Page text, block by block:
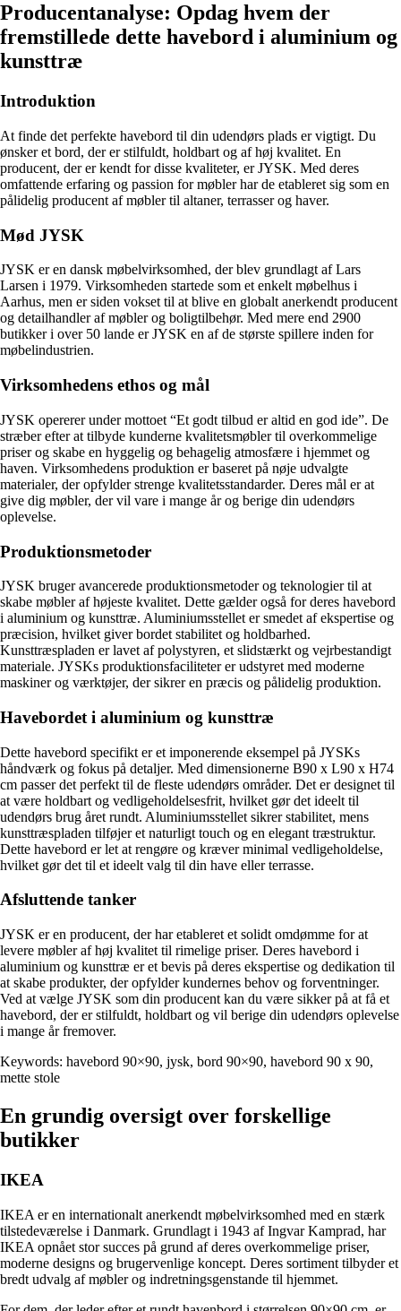
Producentanalyse: Opdag hvem der
fremstillede dette havebord i aluminium og
kunsttræ
Introduktion
At finde det perfekte havebord til din udendørs plads er vigtigt. Du
ønsker et bord, der er stilfuldt, holdbart og af høj kvalitet. En
producent, der er kendt for disse kvaliteter, er JYSK. Med deres
omfattende erfaring og passion for møbler har de etableret sig som en
pålidelig producent af møbler til altaner, terrasser og haver.
Mød JYSK
JYSK er en dansk møbelvirksomhed, der blev grundlagt af Lars
Larsen i 1979. Virksomheden startede som et enkelt møbelhus i
Aarhus, men er siden vokset til at blive en globalt anerkendt producent
og detailhandler af møbler og boligtilbehør. Med mere end 2900
butikker i over 50 lande er JYSK en af de største spillere inden for
møbelindustrien.
Virksomhedens ethos og mål
JYSK opererer under mottoet “Et godt tilbud er altid en god ide”. De
stræber efter at tilbyde kunderne kvalitetsmøbler til overkommelige
priser og skabe en hyggelig og behagelig atmosfære i hjemmet og
haven. Virksomhedens produktion er baseret på nøje udvalgte
materialer, der opfylder strenge kvalitetsstandarder. Deres mål er at
give dig møbler, der vil vare i mange år og berige din udendørs
oplevelse.
Produktionsmetoder
JYSK bruger avancerede produktionsmetoder og teknologier til at
skabe møbler af højeste kvalitet. Dette gælder også for deres havebord
i aluminium og kunsttræ. Aluminiumsstellet er smedet af ekspertise og
præcision, hvilket giver bordet stabilitet og holdbarhed.
Kunsttræspladen er lavet af polystyren, et slidstærkt og vejrbestandigt
materiale. JYSKs produktionsfaciliteter er udstyret med moderne
maskiner og værktøjer, der sikrer en præcis og pålidelig produktion.
Havebordet i aluminium og kunsttræ
Dette havebord specifikt er et imponerende eksempel på JYSKs
håndværk og fokus på detaljer. Med dimensionerne B90 x L90 x H74
cm passer det perfekt til de fleste udendørs områder. Det er designet til
at være holdbart og vedligeholdelsesfrit, hvilket gør det ideelt til
udendørs brug året rundt. Aluminiumsstellet sikrer stabilitet, mens
kunsttræspladen tilføjer et naturligt touch og en elegant træstruktur.
Dette havebord er let at rengøre og kræver minimal vedligeholdelse,
hvilket gør det til et ideelt valg til din have eller terrasse.
Afsluttende tanker
JYSK er en producent, der har etableret et solidt omdømme for at
levere møbler af høj kvalitet til rimelige priser. Deres havebord i
aluminium og kunsttræ er et bevis på deres ekspertise og dedikation til
at skabe produkter, der opfylder kundernes behov og forventninger.
Ved at vælge JYSK som din producent kan du være sikker på at få et
havebord, der er stilfuldt, holdbart og vil berige din udendørs oplevelse
i mange år fremover.
Keywords: havebord 90×90, jysk, bord 90×90, havebord 90 x 90,
mette stole
En grundig oversigt over forskellige
butikker
IKEA
IKEA er en internationalt anerkendt møbelvirksomhed med en stærk
tilstedeværelse i Danmark. Grundlagt i 1943 af Ingvar Kamprad, har
IKEA opnået stor succes på grund af deres overkommelige priser,
moderne designs og brugervenlige koncept. Deres sortiment tilbyder et
bredt udvalg af møbler og indretningsgenstande til hjemmet.